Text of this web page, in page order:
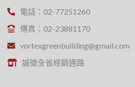
電話：02-77251260
傳真：02-23881170
vortexgreenbuilding@gmail.com
誠徵全省經銷通路